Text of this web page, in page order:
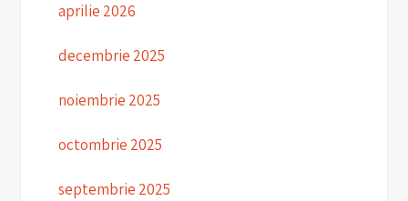
aprilie 2026
decembrie 2025
noiembrie 2025
octombrie 2025
septembrie 2025